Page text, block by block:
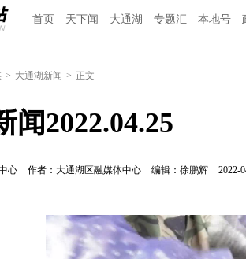
首页 天下闻 大通湖 专题汇 本地号
> 大通湖新闻 > 正文
闻2022.04.25
心 作者：大通湖区融媒体中心 编辑：徐鹏辉 2022-